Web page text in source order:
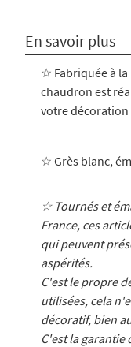
En savoir plus
☆ Fabriquée à la
chaudron est
votre
☆ Grès blanc,
☆ Tournés et
France, ces
qui peuvent
aspérités.
C'est le propre
utilisées, cela
décoratif, bien
C'est la